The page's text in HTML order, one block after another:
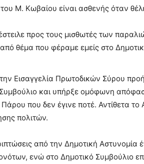
Μ. Κωβαίου είναι ασθενής όταν
προς τους μισθωτές των
θέμα που φέραμε εμείς στο
Εισαγγελία Πρωτοδικών Σύρου
και υπήρξε ομόφωνη
που δεν έγινε ποτέ. Αντίθετα
πολιτών.
από την Δημοτική
ενώ στο Δημοτικό Συμβούλιο